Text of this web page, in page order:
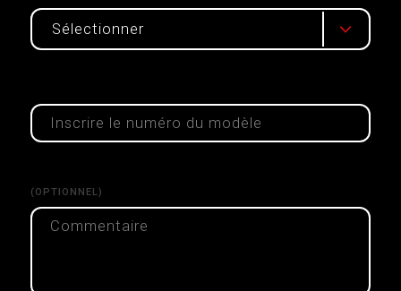
Sélectionner
(OPTIONNEL)